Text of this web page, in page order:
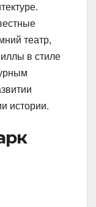
театр,
в стиле
истории.